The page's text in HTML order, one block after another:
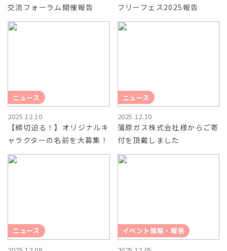
交流フォーラム開催報告
フリーフェス2025報告
ニュース
2025.12.10
【締切迫る！】オリジナルキ
ャラクターの名前を大募集！
ニュース
2025.12.10
蒲原ガス株式会社様からご寄
付を頂戴しました
ニュース
イベント情報・報告